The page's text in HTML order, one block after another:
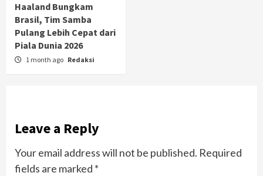
Haaland Bungkam
Brasil, Tim Samba
Pulang Lebih Cepat dari
Piala Dunia 2026
1 month ago Redaksi
Leave a Reply
Your email address will not be published. Required
fields are marked *